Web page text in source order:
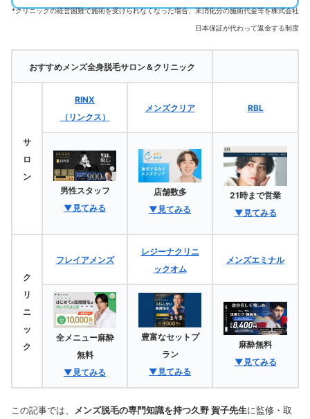
*クリニックの経営困難で施術を受けられなくなった場合、未消化分の施術代金等を株式会社
日本保証が代わって返金する制度
おすすめメンズ全身脱毛サロン＆クリニック
サ
ロ
ン
RINX
（リンクス）
メンズクリア RBL
男性スタッフ
▼見てみる
店舗数多
▼見てみる
21時まで営業
▼見てみる
ク
リ
ニ
ッ
ク
フレイアメンズ
レジーナクリニ
ックオム
メンズエミナル
全メニュー麻酔
無料
▼見てみる
豊富なセットプ
ラン
▼見てみる
麻酔無料
▼見てみる
この記事では、 メンズ脱毛の専門知識を持つ久野 賀子先生に監修・取